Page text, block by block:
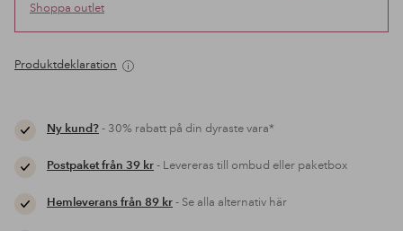
Shoppa outlet
Produktdeklaration
Ny kund?- 30% rabatt på din dyraste vara*
Postpaket från 39 kr- Levereras till ombud eller paketbox
Hemleverans från 89 kr- Se alla alternativ här